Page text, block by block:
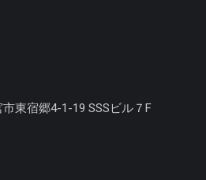
東宿郷4-1-19 SSSビル７F